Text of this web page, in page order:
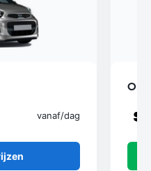
vanaf/dag